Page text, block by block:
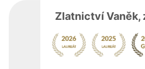
Zlatnictví Vaněk,